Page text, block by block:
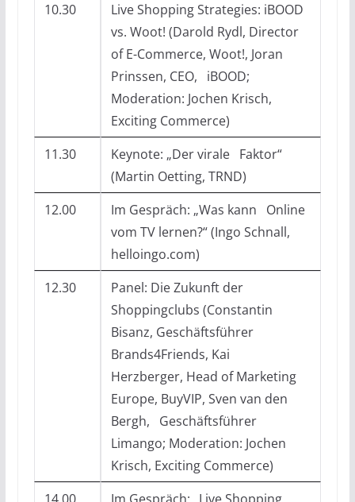
10.30
Live Shopping Strategies: iBOOD
vs. Woot! (Darold Rydl, Director
of E-Commerce, Woot!, Joran
Prinssen, CEO, iBOOD;
Moderation: Jochen Krisch,
Exciting Commerce)
11.30
Keynote: „Der virale Faktor“
(Martin Oetting, TRND)
12.00
Im Gespräch: „Was kann Online
vom TV lernen?“ (Ingo Schnall,
helloingo.com)
12.30
Panel: Die Zukunft der
Shoppingclubs (Constantin
Bisanz, Geschäftsführer
Brands4Friends, Kai
Herzberger, Head of Marketing
Europe, BuyVIP, Sven van den
Bergh, Geschäftsführer
Limango; Moderation: Jochen
Krisch, Exciting Commerce)